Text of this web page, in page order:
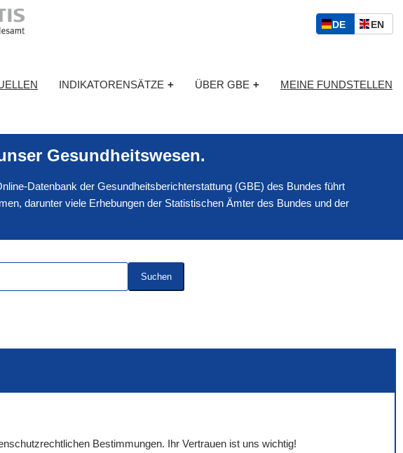
S
p
c
h
l
DED
S
ENE
I
H
INDIKATORENSÄTZE + ÜBER GBE + MEINE FUNDSTELLEN
Gesundheitswesen.
Datenbank der Gesundheitsberichterstattung (GBE) des Bundes führt
darunter viele Erhebungen der Statistischen Ämter des Bundes und der
Suchen
Bestimmungen. Ihr Vertrauen ist uns wichtig!